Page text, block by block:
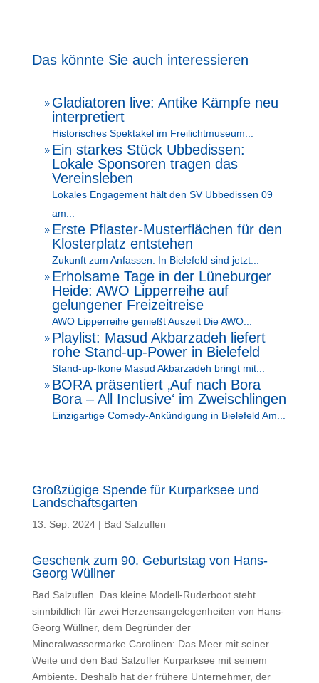
Das könnte Sie auch interessieren
9 Gladiatoren live: Antike Kämpfe neu
interpretiert
Historisches Spektakel im Freilichtmuseum...
9 Ein starkes Stück Ubbedissen:
Lokale Sponsoren tragen das
Vereinsleben
Lokales Engagement hält den SV Ubbedissen 09
am...
9 Erste Pflaster-Musterflächen für den
Klosterplatz entstehen
Zukunft zum Anfassen: In Bielefeld sind jetzt...
9 Erholsame Tage in der Lüneburger
Heide: AWO Lipperreihe auf
gelungener Freizeitreise
AWO Lipperreihe genießt Auszeit Die AWO...
9 Playlist: Masud Akbarzadeh liefert
rohe Stand-up-Power in Bielefeld
Stand-up-Ikone Masud Akbarzadeh bringt mit...
9 BORA präsentiert ‚Auf nach Bora
Bora – All Inclusive‘ im Zweischlingen
Einzigartige Comedy-Ankündigung in Bielefeld Am...
Großzügige Spende für Kurparksee und
Landschaftsgarten
13. Sep. 2024| Bad Salzuflen
Geschenk zum 90. Geburtstag von Hans-
Georg Wüllner
Bad Salzuflen. Das kleine Modell-Ruderboot steht
sinnbildlich für zwei Herzensangelegenheiten von Hans-
Georg Wüllner, dem Begründer der
Mineralwassermarke Carolinen: Das Meer mit seiner
Weite und den Bad Salzufler Kurparksee mit seinem
Ambiente. Deshalb hat der frühere Unternehmer, der